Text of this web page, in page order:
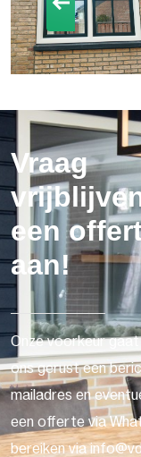
Vraag
een
aan!
Onze voorkeur
ons gerust een
mailadres en
een offerte via
bereiken via